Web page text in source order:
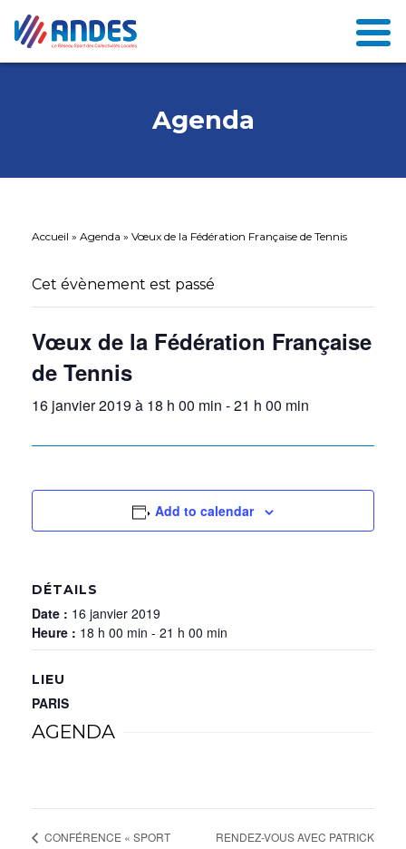
Agenda
Accueil » Agenda » Vœux de la Fédération Française de Tennis
Cet évènement est passé
Vœux de la Fédération Française
de Tennis
16 janvier 2019 à 18 h 00 min -21 h 00 min
Add to calendar
DÉTAILS
Date : 16 janvier 2019
Heure : 18 h 00 min - 21 h 00 min
LIEU
PARIS
AGENDA
CONFÉRENCE « SPORT
RENDEZ-VOUS AVEC PATRICK